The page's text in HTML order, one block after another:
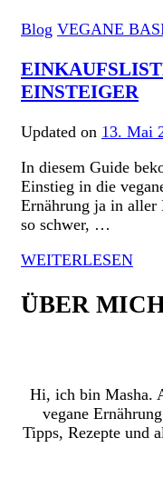
Blog VEGANE
EINSTEIGER
Updated on 13. Mai
In diesem Guide
Einstieg in die
Ernährung ja in
so schwer, …
WEITERLESEN
ÜBER
Hi, ich bin Masha.
vegane
Tipps, Rezepte und